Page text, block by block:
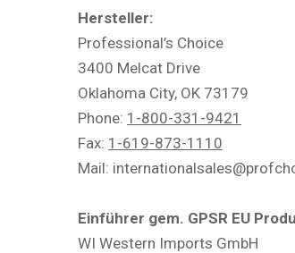
Hersteller:
Professional’s Choice
3400 Melcat Drive
Oklahoma City, OK 73179
Phone: 1-800-331-9421
Fax: 1-619-873-1110
Mail:
Einführer gem. GPSR EU
WI Western Imports GmbH